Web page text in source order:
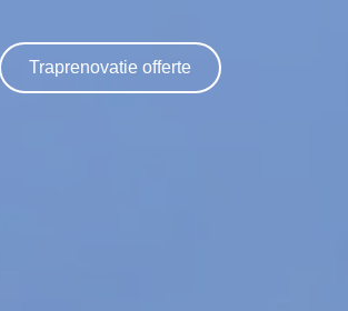
Traprenovatie offerte